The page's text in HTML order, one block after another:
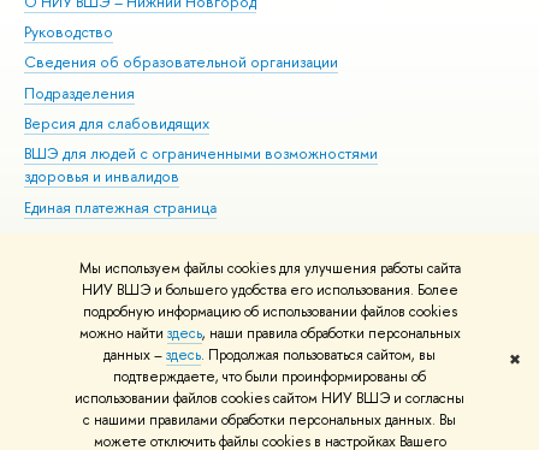
Мы используем файлы cookies для улучшения работы сайта
НИУ ВШЭ и большего удобства его использования. Более
подробную информацию об использовании файлов cookies
можно найти здесь, наши правила обработки персональных
данных –здесь. Продолжая пользоваться сайтом, вы
подтверждаете, что были проинформированы об
использовании файлов cookies сайтом НИУ ВШЭ и согласны
с нашими правилами обработки персональных данных. Вы
можете отключить файлы cookies в настройках Вашего
✖
Руководство
Сведения об образовательной организации
Подразделения
Версия для слабовидящих
ВШЭ для людей с ограниченными возможностями
здоровья и инвалидов
Единая платежная страница
© НИУ ВШЭ 1993–2026 Адреса и контакты Условия использования
материалов Политика конфиденциальности Карта сайта
Шрифты HSE Sans и HSE Slab разработаны вШколе дизайна НИУ ВШЭ